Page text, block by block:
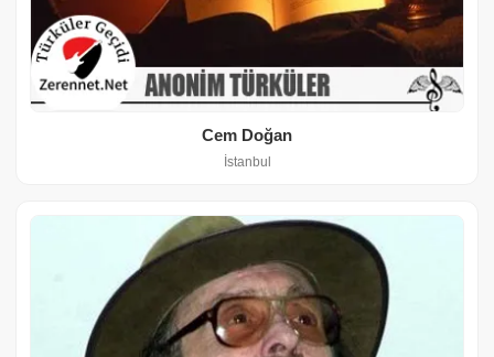
Cem Doğan
İstanbul